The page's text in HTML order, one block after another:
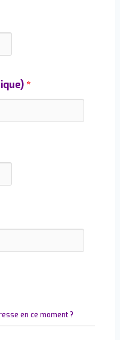
*
en ce moment ?